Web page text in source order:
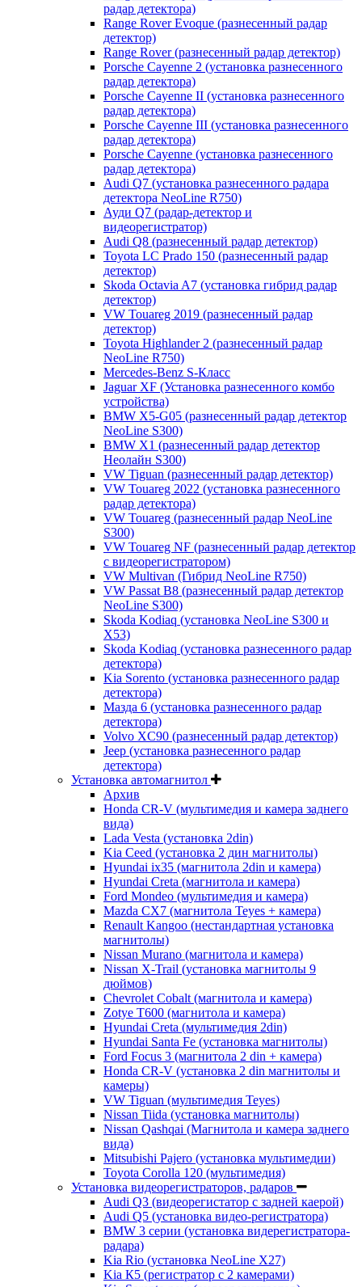
радар детектора)
Range Rover Evoque (разнесенный радар
детектор)
Range Rover (разнесенный радар детектор)
Porsche Cayenne 2 (установка разнесенного
радар детектора)
Porsche Cayenne II (установка разнесенного
радар детектора)
Porsche Cayenne III (установка разнесенного
радар детектора)
Porsche Cayenne (установка разнесенного
радар детектора)
Audi Q7 (установка разнесенного радара
детектора NeoLine R750)
Ауди Q7 (радар-детектор и
видеорегистратор)
Audi Q8 (разнесенный радар детектор)
Toyota LC Prado 150 (разнесенный радар
детектор)
Skoda Octavia A7 (установка гибрид радар
детектор)
VW Touareg 2019 (разнесенный радар
детектор)
Toyota Highlander 2 (разнесенный радар
NeoLine R750)
Mercedes-Benz S-Класс
Jaguar XF (Установка разнесенного комбо
устройства)
BMW X5-G05 (разнесенный радар детектор
NeoLine S300)
BMW X1 (разнесенный радар детектор
Неолайн S300)
VW Tiguan (разнесенный радар детектор)
VW Touareg 2022 (установка разнесенного
радар детектора)
VW Touareg (разнесенный радар NeoLine
S300)
VW Touareg NF (разнесенный радар детектор
с видеорегистратором)
VW Multivan (Гибрид NeoLine R750)
VW Passat B8 (разнесенный радар детектор
NeoLine S300)
Skoda Kodiaq (установка NeoLine S300 и
X53)
Skoda Kodiaq (установка разнесенного радар
детектора)
Kia Sorento (установка разнесенного радар
детектора)
Мазда 6 (установка разнесенного радар
детектора)
Volvo XC90 (разнесенный радар детектор)
Jeep (установка разнесенного радар
детектора)
Установка автомагнитол
Архив
Honda CR-V (мультимедия и камера заднего
вида)
Lada Vesta (установка 2din)
Kia Ceed (установка 2 дин магнитолы)
Hyundai ix35 (магнитола 2din и камера)
Hyundai Creta (магнитола и камера)
Ford Mondeo (мультимедия и камера)
Mazda CX7 (магнитола Teyes + камера)
Renault Kangoo (нестандартная установка
магнитолы)
Nissan Murano (магнитола и камера)
Nissan X-Trail (установка магнитолы 9
дюймов)
Chevrolet Cobalt (магнитола и камера)
Zotye T600 (магнитола и камера)
Hyundai Creta (мультимедия 2din)
Hyundai Santa Fe (установка магнитолы)
Ford Focus 3 (магнитола 2 din + камера)
Honda CR-V (установка 2 din магнитолы и
камеры)
VW Tiguan (мультимедия Teyes)
Nissan Tiida (установка магнитолы)
Nissan Qashqai (Магнитола и камера заднего
вида)
Mitsubishi Pajero (установка мультимедии)
Toyota Corolla 120 (мультимедия)
Установка видеорегистраторов, радаров
Audi Q3 (видеорегистатор с задней каерой)
Audi Q5 (установка видео-регистратора)
BMW 3 серии (установка видерегистратора-
радара)
Kia Rio (установка NeoLine X27)
Kia К5 (регистратор с 2 камерами)